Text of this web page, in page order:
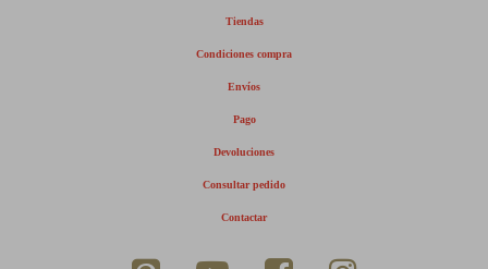
Tiendas
Condiciones compra
Envíos
Pago
Devoluciones
Consultar pedido
Contactar